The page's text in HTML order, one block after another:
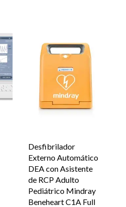
Desfibrilador
Externo Automático
DEA con Asistente
de RCP Adulto
Pediátrico Mindray
Beneheart C1A Full